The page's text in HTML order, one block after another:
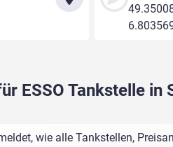
ESSO Tankstelle in
wie alle Tankstellen,